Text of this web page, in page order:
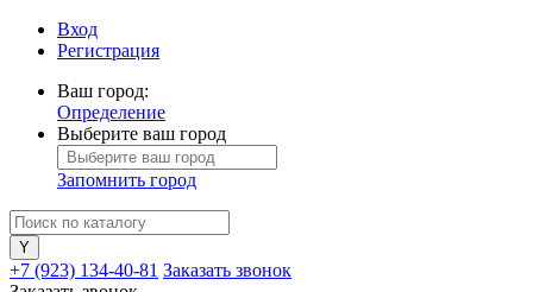
Вход
Регистрация
Ваш город:
Определение
Выберите ваш город
Запомнить город
+7 (923) 134-40-81 Заказать звонок